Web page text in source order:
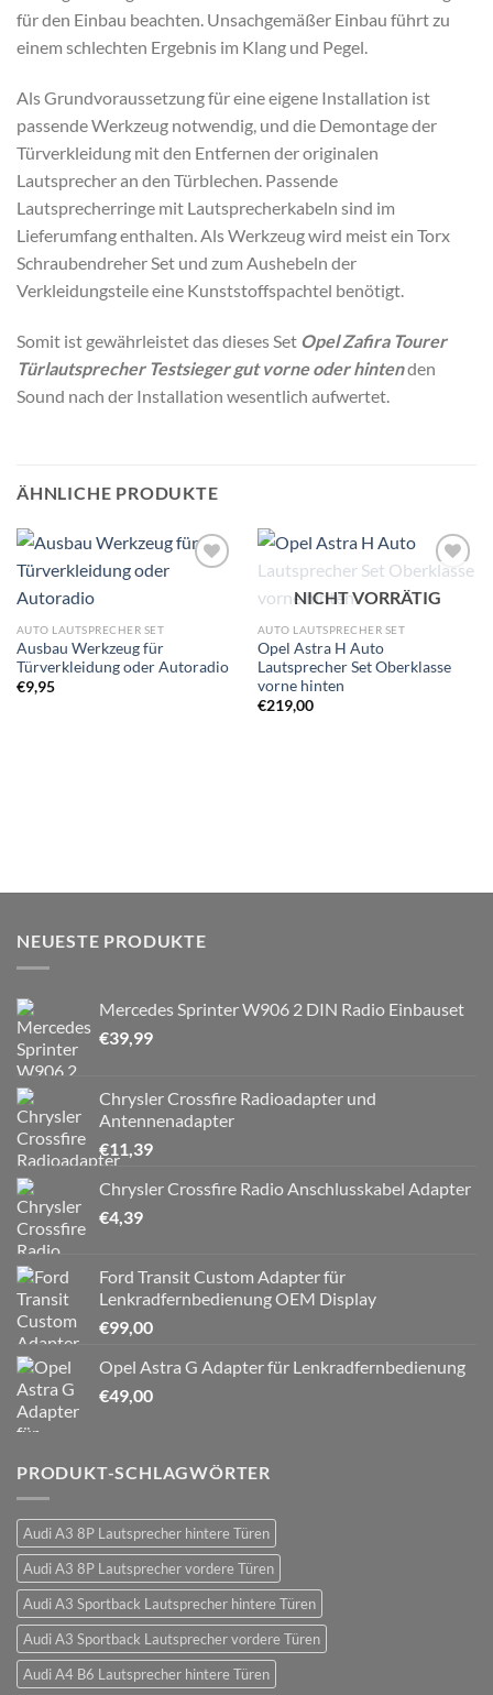
für den Einbau beachten. Unsachgemäßer Einbau führt zu
einem schlechten Ergebnis im Klang und Pegel.
Als Grundvoraussetzung für eine eigene Installation ist
passende Werkzeug notwendig, und die Demontage der
Türverkleidung mit den Entfernen der originalen
Lautsprecher an den Türblechen. Passende
Lautsprecherringe mit Lautsprecherkabeln sind im
Lieferumfang enthalten. Als Werkzeug wird meist ein Torx
Schraubendreher Set und zum Aushebeln der
Verkleidungsteile eine Kunststoffspachtel benötigt.
Somit ist gewährleistet das dieses Set Opel Zafira Tourer
Türlautsprecher Testsieger gut vorne oder hintenden
Sound nach der Installation wesentlich aufwertet.
ÄHNLICHE PRODUKTE
AUTO LAUTSPRECHER SET
Ausbau Werkzeug für
Türverkleidung oder Autoradio
€9,95
Wunschliste
NICHT VORRÄTIG
AUTO LAUTSPRECHER SET
Opel Astra H Auto
Lautsprecher Set Oberklasse
vorne hinten
€219,00
NEUESTE PRODUKTE
Mercedes Sprinter W906 2 DIN Radio Einbauset
€39,99
Chrysler Crossfire Radioadapter und
Antennenadapter
€11,39
Chrysler Crossfire Radio Anschlusskabel Adapter
€4,39
Ford Transit Custom Adapter für
Lenkradfernbedienung OEM Display
€99,00
Opel Astra G Adapter für Lenkradfernbedienung
€49,00
PRODUKT-SCHLAGWÖRTER
Audi A3 8P Lautsprecher hintere Türen
Audi A3 8P Lautsprecher vordere Türen
Audi A3 Sportback Lautsprecher hintere Türen
Audi A3 Sportback Lautsprecher vordere Türen
Audi A4 B6 Lautsprecher hintere Türen